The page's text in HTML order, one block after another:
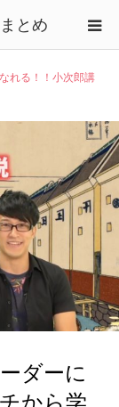
とめ
れる！！小次郎講
ダーに
から学